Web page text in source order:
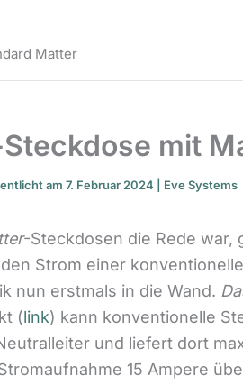
Matter
mit
am 7. Februar 2024 | Eve Systems
-Steckdosen die Rede war,
Strom einer
nun erstmals in die Wand.
(link) kann konventionelle
und liefert dort
15 Ampere